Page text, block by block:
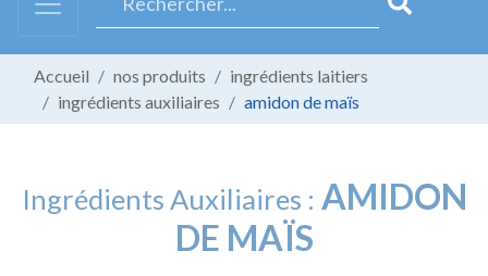
Accueil nos produits
ingrédients laitiers
ingrédients auxiliaires
amidon de maïs
Ingrédients Auxiliaires : AMIDON
DE MAÏS